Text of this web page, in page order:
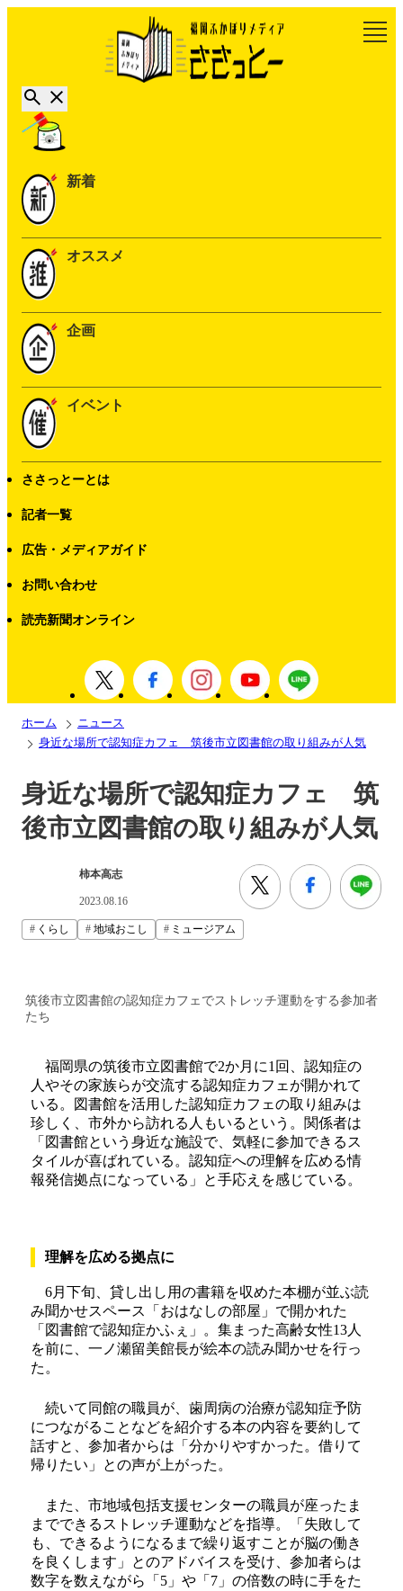
新着
オススメ
企画
イベント
ささっとーとは
記者一覧
広告・メディアガイド
お問い合わせ
読売新聞オンライン
ホーム
ニュース
身近な場所で認知症カフェ 筑後市立図書館の取り組みが人気
身近な場所で認知症カフェ 筑
後市立図書館の取り組みが人気
柿本高志
2023.08.16
くらし 地域おこし ミュージアム
筑後市立図書館の認知症カフェでストレッチ運動をする参加者
たち
福岡県の筑後市立図書館で2か月に1回、認知症の
人やその家族らが交流する認知症カフェが開かれて
いる。図書館を活用した認知症カフェの取り組みは
珍しく、市外から訪れる人もいるという。関係者は
「図書館という身近な施設で、気軽に参加できるス
タイルが喜ばれている。認知症への理解を広める情
報発信拠点になっている」と手応えを感じている。
理解を広める拠点に
6月下旬、貸し出し用の書籍を収めた本棚が並ぶ読
み聞かせスペース「おはなしの部屋」で開かれた
「図書館で認知症かふぇ」。集まった高齢女性13人
を前に、一ノ瀬留美館長が絵本の読み聞かせを行っ
た。
続いて同館の職員が、歯周病の治療が認知症予防
につながることなどを紹介する本の内容を要約して
話すと、参加者からは「分かりやすかった。借りて
帰りたい」との声が上がった。
また、市地域包括支援センターの職員が座ったま
までできるストレッチ運動などを指導。「失敗して
も、できるようになるまで繰り返すことが脳の働き
を良くします」とのアドバイスを受け、参加者らは
数字を数えながら「5」や「7」の倍数の時に手をた